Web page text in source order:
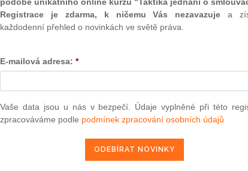
Registrace je zdarma, k ničemu Vás nezavazuje a
každodenní přehled o novinkách ve světě práva.
E-mailová adresa: *
Vaše data jsou u nás v bezpečí. Údaje vyplněné při této
zpracováváme podle podmínek zpracování osobních údajů